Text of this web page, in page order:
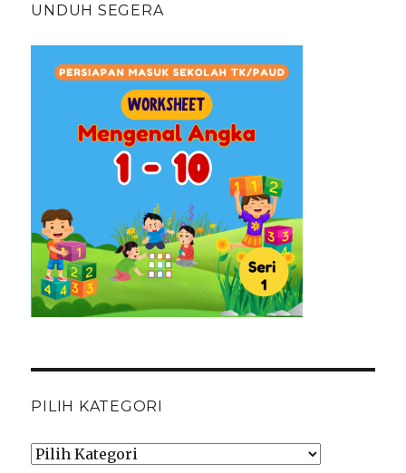
UNDUH SEGERA
PILIH KATEGORI
Pilih